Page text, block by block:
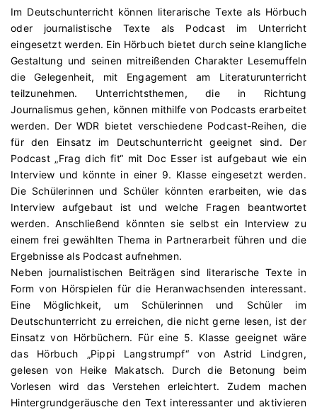
Im Deutschunterricht können literarische Texte als Hörbuch
oder journalistische Texte als Podcast im Unterricht
eingesetzt werden. Ein Hörbuch bietet durch seine klangliche
Gestaltung und seinen mitreißenden Charakter Lesemuffeln
die Gelegenheit, mit Engagement am Literaturunterricht
teilzunehmen. Unterrichtsthemen, die in Richtung
Journalismus gehen, können mithilfe von Podcasts erarbeitet
werden. Der WDR bietet verschiedene Podcast-Reihen, die
für den Einsatz im Deutschunterricht geeignet sind. Der
Podcast „Frag dich fit“ mit Doc Esser ist aufgebaut wie ein
Interview und könnte in einer 9. Klasse eingesetzt werden.
Die Schülerinnen und Schüler könnten erarbeiten, wie das
Interview aufgebaut ist und welche Fragen beantwortet
werden. Anschließend könnten sie selbst ein Interview zu
einem frei gewählten Thema in Partnerarbeit führen und die
Ergebnisse als Podcast aufnehmen.
Neben journalistischen Beiträgen sind literarische Texte in
Form von Hörspielen für die Heranwachsenden interessant.
Eine Möglichkeit, um Schülerinnen und Schüler im
Deutschunterricht zu erreichen, die nicht gerne lesen, ist der
Einsatz von Hörbüchern. Für eine 5. Klasse geeignet wäre
das Hörbuch „Pippi Langstrumpf“ von Astrid Lindgren,
gelesen von Heike Makatsch. Durch die Betonung beim
Vorlesen wird das Verstehen erleichtert. Zudem machen
Hintergrundgeräusche den Text interessanter und aktivieren